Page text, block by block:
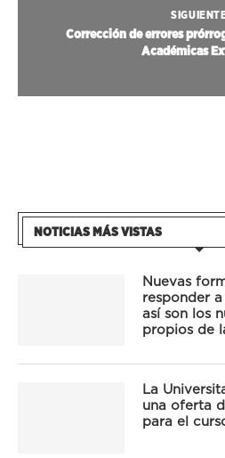
Corrección de errores
Académicas
NOTICIAS MÁS VISTAS
Nuevas
responder
así son los
propios de
La
una oferta
para el